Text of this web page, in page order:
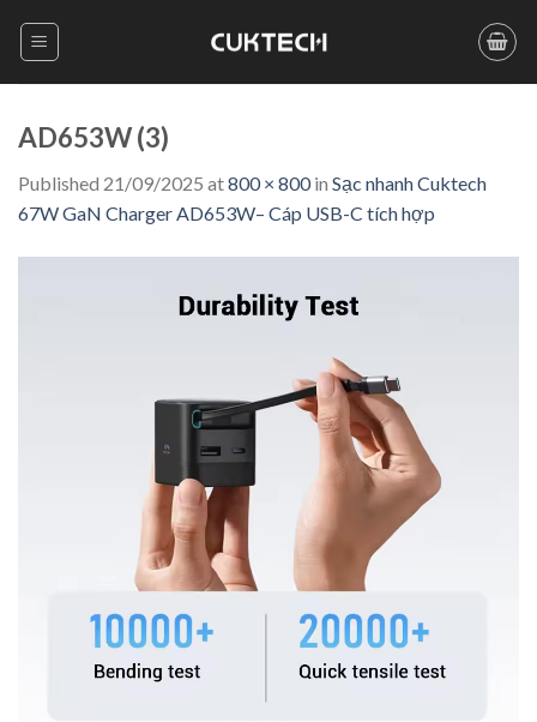
AD653W (3)
Published 21/09/2025 at800 × 800in Sạc nhanh Cuktech
67W GaN Charger AD653W– Cáp USB-C tích hợp